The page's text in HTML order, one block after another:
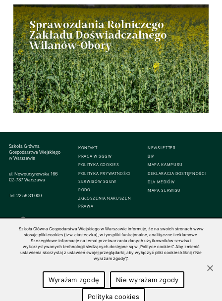
Sprawozdania Rolniczego
Zakładu Doświadczalnego
Wilanów-Obory
Szkoła Główna
Gospodarstwa Wiejskiego
w Warszawie
ul. Nowoursynowska 166
02-787 Warszawa
Tel:22 59 31 000
KONTAKT
PRACA W SGGW
POLITYKA COOKIES
POLITYKA PRYWATNOŚCI
SERWISÓW SGGW
RODO
ZGŁOSZENIA NARUSZEŃ
PRAWA
NEWSLETTER
BIP
MAPA KAMPUSU
DEKLARACJA DOSTĘPNOŚCI
DLA MEDIÓW
MAPA SERWISU
© 1816–2026 SGGW — ALL RIGHTS RESERVED
Szkoła Główna Gospodarstwa Wiejskiego w Warszawie informuje, że na swoich stronach www
stosuje pliki cookies (tzw. ciasteczka), w tym pliki funkcjonalne, analityczne i reklamowe.
Szczegółowe informacje na temat przetwarzania danych użytkowników serwisu i
wykorzystywanych technologii śledzących dostępne są w „Polityce cookies”. Aby zmienić
ustawienia skorzystaj z ustawień swojej przeglądarki, aby wyłączyć pliki cookies kliknij \"Nie
wyrażam zgody\".
Wyrażam zgodę Nie wyrażam zgody
Polityka cookies